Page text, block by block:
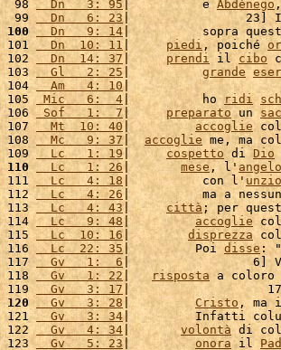
98
  Dn   3: 95
|          e Abdènego
99
  Dn   6: 23
|                23] Il
100
  Dn   9: 14
|          sopra
101
  Dn  10: 11
| piedi , poiché
102
  Dn  14: 37
| prendi il cibo
103
  Gl   2: 25
| grande
104
  Am   4: 10
|
105 Mic   6:  4|          ho ridi
106 Sof   1:  7 | preparato un
107
  Mt  10: 40
| accoglie
108
  Mc   9: 37
| accoglie me, ma
109
  Lc   1: 19
| cospetto di Dio
110
  Lc   1: 26
| mese , l' angelo
111
  Lc   4: 18
|          con l'
112
  Lc   4: 26
|          ma a
113
  Lc   4: 43
| città ; per
114
  Lc   9: 48
| accoglie
115
  Lc  10: 16
| disprezza
116
  Lc  22: 35
|         Poi disse :
117
  Gv   1:  6
|                 6]
118
  Gv   1: 22
| risposta a coloro
119
  Gv   3: 17
|
120
  Gv   3: 28
| Cristo , ma
121
  Gv   3: 34
|         Infatti
122
  Gv   4: 34
| volontà di
123
  Gv   5: 23
| onora il